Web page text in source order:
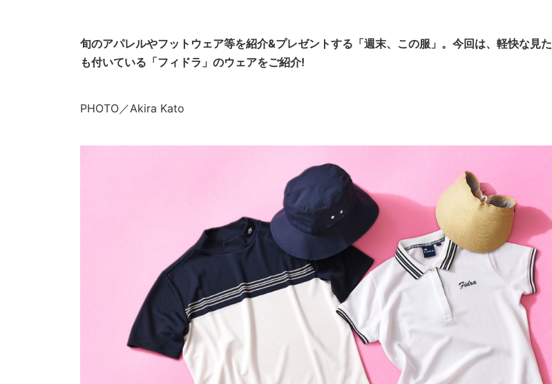
旬のアパレルやフットウェア等を紹介&プレゼントする「週末、この服」。 今回は、 軽快な見
も付いている「フィドラ」のウェアをご紹介!
PHOTO／Akira Kato